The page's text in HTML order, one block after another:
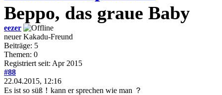
Beppo, das graue Baby
eezer
neuer Kakadu-Freund
Beiträge: 5
Themen: 0
Registriert seit: Apr 2015
#88
22.04.2015, 12:16
Es ist so süß！kann er sprechen wie man ？